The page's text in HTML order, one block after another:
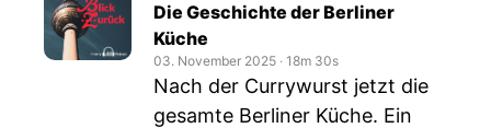
Die Geschichte der Berliner
Küche
03. November 2025 ‧ 18m 30s
Nach der Currywurst jetzt die
gesamte Berliner Küche. Ein